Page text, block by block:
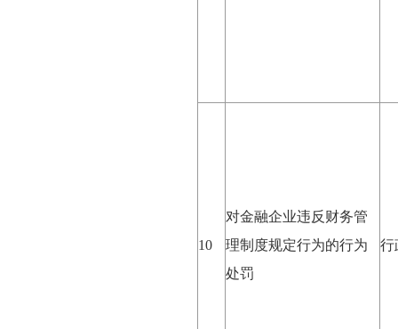
10
对金融企业违反财务管
理制度规定行为的行为
处罚
行